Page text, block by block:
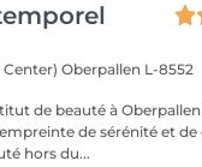
Center) Oberpallen L-8552
de beauté à Oberpallen
de sérénité et
hors du...